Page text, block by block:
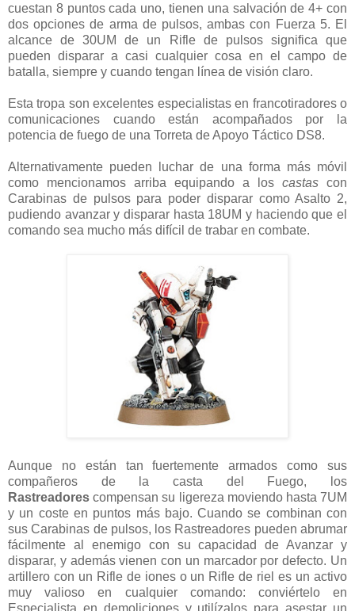
cuestan 8 puntos cada uno, tienen una salvación de 4+ con
dos opciones de arma de pulsos, ambas con Fuerza 5. El
alcance de 30UM de un Rifle de pulsos significa que
pueden disparar a casi cualquier cosa en el campo de
batalla, siempre y cuando tengan línea de visión claro.
Esta tropa son excelentes especialistas en francotiradores o
comunicaciones cuando están acompañados por la
potencia de fuego de una Torreta de Apoyo Táctico DS8.
Alternativamente pueden luchar de una forma más móvil
como mencionamos arriba equipando a los castas con
Carabinas de pulsos para poder disparar como Asalto 2,
pudiendo avanzar y disparar hasta 18UM y haciendo que el
comando sea mucho más difícil de trabar en combate.
Aunque no están tan fuertemente armados como sus
compañeros de la casta del Fuego, los
Rastreadores compensan su ligereza moviendo hasta 7UM
y un coste en puntos más bajo. Cuando se combinan con
sus Carabinas de pulsos, los Rastreadores pueden abrumar
fácilmente al enemigo con su capacidad de Avanzar y
disparar, y además vienen con un marcador por defecto. Un
artillero con un Rifle de iones o un Rifle de riel es un activo
muy valioso en cualquier comando: conviértelo en
Especialista en demoliciones y utilízalos para asestar un